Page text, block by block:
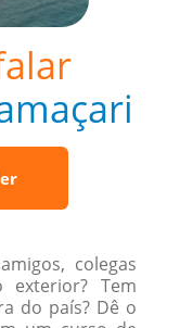
colegas
Tem
do país? Dê o